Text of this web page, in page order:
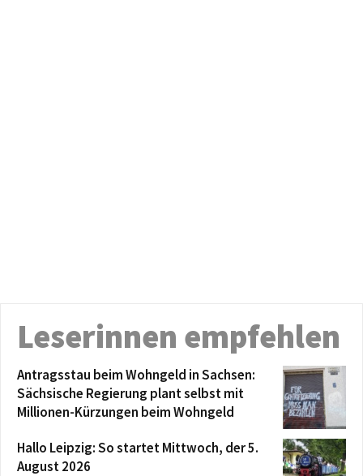
Leserinnen empfehlen
Antragsstau beim Wohngeld in Sachsen:
Sächsische Regierung plant selbst mit
Millionen-Kürzungen beim Wohngeld
Hallo Leipzig: So startet Mittwoch, der 5.
August 2026